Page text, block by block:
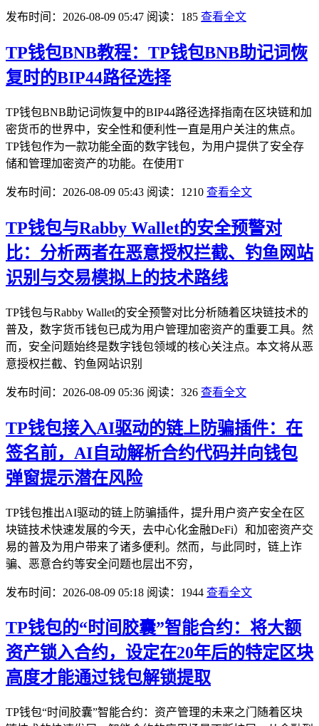
发布时间：2026-08-09 05:47 阅读：185 查看全文
TP钱包BNB教程：TP钱包BNB助记词恢
复时的BIP44路径选择
TP钱包BNB助记词恢复中的BIP44路径选择指南在区块链和加
密货币的世界中，安全性和便利性一直是用户关注的焦点。
TP钱包作为一款功能全面的数字钱包，为用户提供了安全存
储和管理加密资产的功能。在使用T
发布时间：2026-08-09 05:43 阅读：1210 查看全文
TP钱包与Rabby Wallet的安全预警对
比：分析两者在恶意授权拦截、钓鱼网站
识别与交易模拟上的技术路线
TP钱包与Rabby Wallet的安全预警对比分析随着区块链技术的
普及，数字货币钱包已成为用户管理加密资产的重要工具。然
而，安全问题始终是数字钱包领域的核心关注点。本文将从恶
意授权拦截、钓鱼网站识别
发布时间：2026-08-09 05:36 阅读：326 查看全文
TP钱包接入AI驱动的链上防骗插件：在
签名前，AI自动解析合约代码并向钱包
弹窗提示潜在风险
TP钱包推出AI驱动的链上防骗插件，提升用户资产安全在区
块链技术快速发展的今天，去中心化金融DeFi）和加密资产交
易的普及为用户带来了诸多便利。然而，与此同时，链上诈
骗、恶意合约等安全问题也层出不穷，
发布时间：2026-08-09 05:18 阅读：1944 查看全文
TP钱包的“时间胶囊”智能合约：将大额
资产锁入合约，设定在20年后的特定区块
高度才能通过钱包解锁提取
TP钱包“时间胶囊”智能合约：资产管理的未来之门随着区块